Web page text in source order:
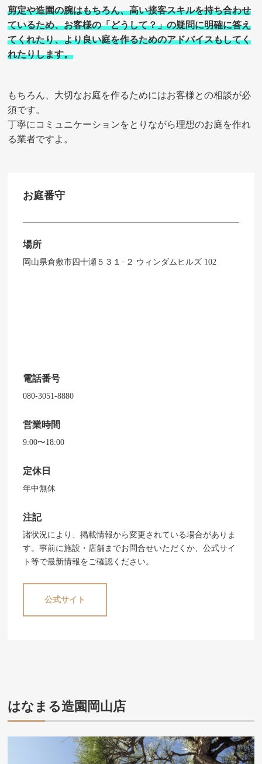
剪定や造園の腕はもちろん、高い接客スキルを持ち合わせ
ているため、お客様の「どうして？」の疑問に明確に答え
てくれたり、より良い庭を作るためのアドバイスもしてく
れたりします。
もちろん、大切なお庭を作るためにはお客様との相談が必
須です。
丁寧にコミュニケーションをとりながら理想のお庭を作れ
る業者ですよ。
お庭番守
場所
岡山県倉敷市四十瀬５３１−２ ウィンダムヒルズ 102
電話番号
080-3051-8880
営業時間
9:00〜18:00
定休日
年中無休
注記
諸状況により、掲載情報から変更されている場合がありま
す。事前に施設・店舗までお問合せいただくか、公式サイ
ト等で最新情報をご確認ください。
公式サイト
はなまる造園岡山店